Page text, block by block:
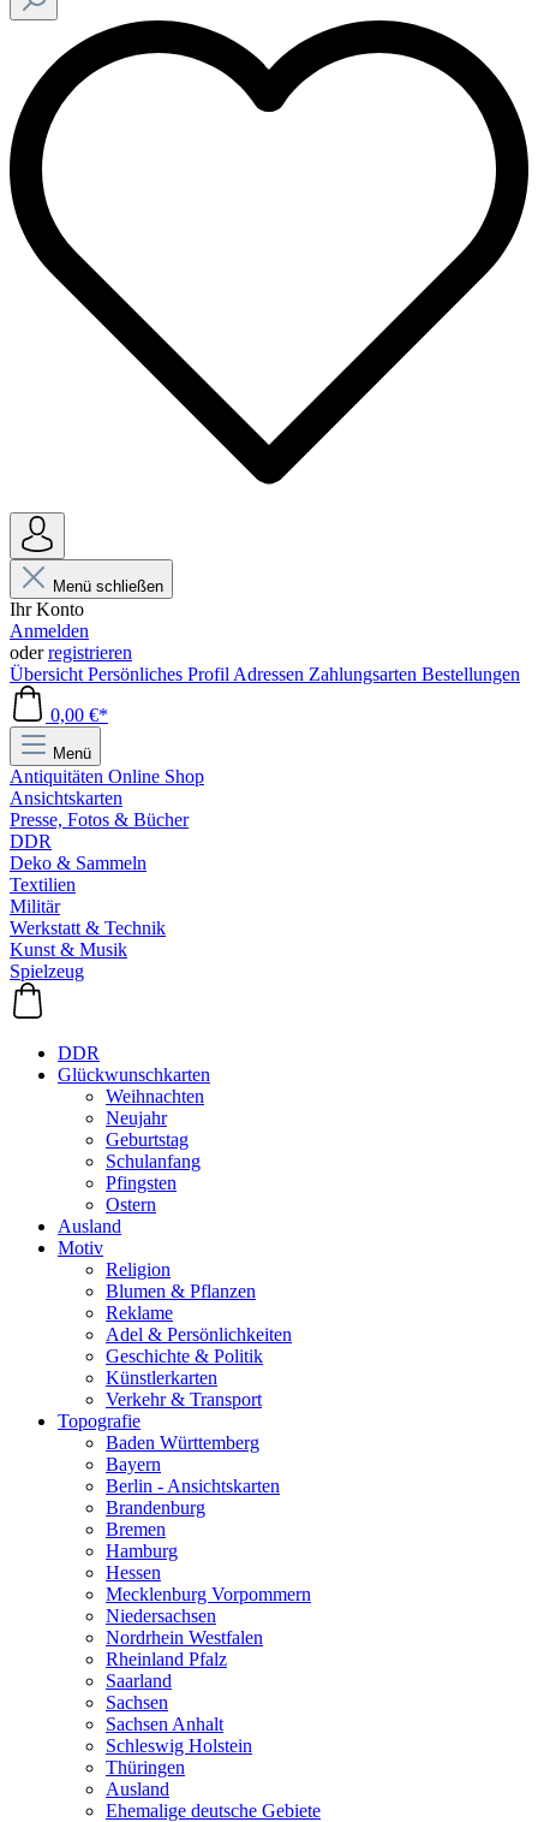
Menü schließen
Ihr Konto
Anmelden
oderregistrieren
Übersicht Persönliches Profil Adressen Zahlungsarten Bestellungen
0,00 €*
Menü
Antiquitäten Online Shop
Ansichtskarten
Presse, Fotos & Bücher
DDR
Deko & Sammeln
Textilien
Militär
Werkstatt & Technik
Kunst & Musik
Spielzeug
DDR
Glückwunschkarten
Weihnachten
Neujahr
Geburtstag
Schulanfang
Pfingsten
Ostern
Ausland
Motiv
Religion
Blumen & Pflanzen
Reklame
Adel & Persönlichkeiten
Geschichte & Politik
Künstlerkarten
Verkehr & Transport
Topografie
Baden Württemberg
Bayern
Berlin - Ansichtskarten
Brandenburg
Bremen
Hamburg
Hessen
Mecklenburg Vorpommern
Niedersachsen
Nordrhein Westfalen
Rheinland Pfalz
Saarland
Sachsen
Sachsen Anhalt
Schleswig Holstein
Thüringen
Ausland
Ehemalige deutsche Gebiete